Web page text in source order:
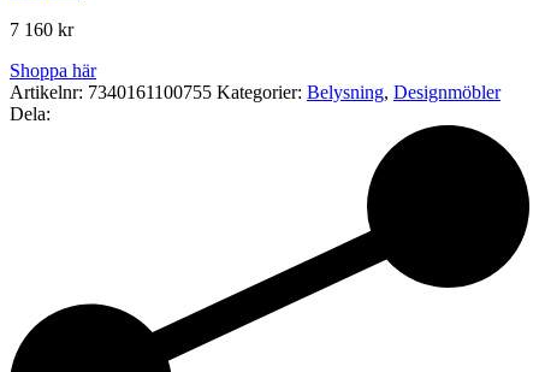
7 160 kr
Shoppa här
Artikelnr: 7340161100755 Kategorier: Belysning, Designmöbler
Dela: